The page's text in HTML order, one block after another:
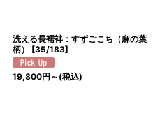
洗える長襦袢：すずごこち（麻の葉
柄）
[35/183]
19,800円 ～ (税込)